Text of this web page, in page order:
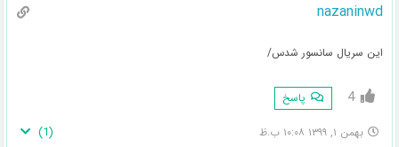
nazaninwd
این سریال سانسور شدس/
4 پاسخ
بهمن ۱, ۱۳۹۹ ۱۰:۰۸ ب.ظ (
1
)